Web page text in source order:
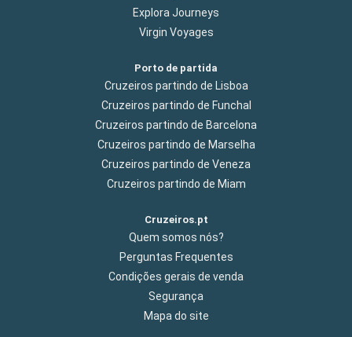
Explora Journeys
Virgin Voyages
Porto de partida
Cruzeiros partindo de Lisboa
Cruzeiros partindo de Funchal
Cruzeiros partindo de Barcelona
Cruzeiros partindo de Marselha
Cruzeiros partindo de Veneza
Cruzeiros partindo de Miam
Cruzeiros.pt
Quem somos nós?
Perguntas Frequentes
Condições gerais de venda
Segurança
Mapa do site